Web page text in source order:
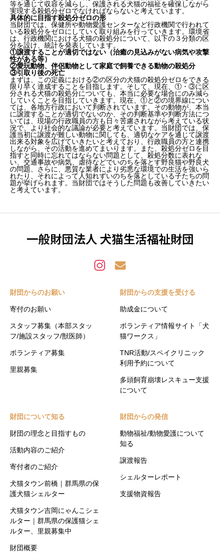
等を通じて収容を減らし、保護される犬猫の福祉を確保しながら
実現する殺処分ゼロでなければならないと考えています。
具体的に目指す殺処分ゼロの形
当財団では、保健所や動物愛護センターなど行政機関で行われて
いる殺処分をゼロにしていく取り組みを行っていきます。環境省
は、行政機関における犬猫の殺処分について、以下の３分類の区
分を設け、統計を発表しています。
①譲渡することが適切ではない（治癒の見込みがない病気や攻撃
性がある等）
②愛玩動物、伴侶動物として家庭で飼養できる動物の殺処分
③引取り後の死亡
まずは、この定義における②の区分の犬猫の殺処分ゼロをできる
限り早く達成することを目指します。そして、現在、①・③に区
分される犬猫の殺処分についても、本当に必要な場合にのみ減ら
していくことを目指していきます。現在、①と②の境界線につい
ては、各地方行政において判断されています。その動物が、本当
に譲渡することが適切でないのか、その判断基準や判断方法につ
いては、現場の行政職員の方も日々苦慮されながら考えている状
況で、より社会的な議論が必要と考えています。当財団では、保
護当初に譲渡が難しい動物に関しても、適切なケアを通じて譲渡
出来る対象を広げていきたいと考えており、行政職員の方と連携
しながら、その活動を進めてまいります。また、殺処分ゼロを目
指すと同時に忘れてはならない問題として、殺処分数に表れな
い、交通事故や病気、虐待などでいのちを落とす野良猫や野良犬
の問題、さらに、悪質な業者により劣悪な環境での生活を強いら
れたり、それによって人知れずいのちを落としている子たちの問
題が挙げられます。当財団ではそうした問題も改善していきたい
と考えています。
一般財団法人 犬猫生活福祉財団
財団からのお願い
寄付のお願い
スタッフ募集（本部スタッ
フ/施設スタッフ/獣医師）
ボランティア募集
里親募集
財団からの支援を受ける
助成金について
ボランティア情報サイト「犬
猫ワークス」
TNR活動/スペイクリニック
利用予約について
多頭飼育崩壊レスキュー支援
について
財団について知る
財団の理念と目指すもの
活動内容のご紹介
寄付者のご紹介
犬猫タウン前橋｜群馬県の保
護犬猫シェルター
犬猫タウン吉岡にゃんこシェ
ルター｜群馬県の保護猫シェ
ルター、里親募集中
財団概要
財団からの発信
動物福祉/動物愛護について
知る
譲渡報告
シェルターレポート
支援物資報告